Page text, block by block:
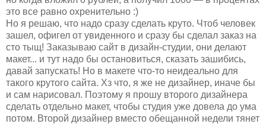
это все равно охренительно :)
Но я решаю, что надо сразу сделать круто. Чтоб человек
зашел, офигел от увиденного и сразу бы сделал заказ на
сто тыщ! Заказываю сайт в дизайн-студии, они делают
макет... и тут надо бы остановиться, сказать зашибись,
давай запускать! Но в макете что-то неидеально для
такого крутого сайта. Хз что, я же не дизайнер, иначе бы
и сам нарисовал. Поэтому я прошу второго дизайнера
сделать отдельно макет, чтобы студия уже довела до ума
потом. Второй дизайнер вместо обещанной недели тянет